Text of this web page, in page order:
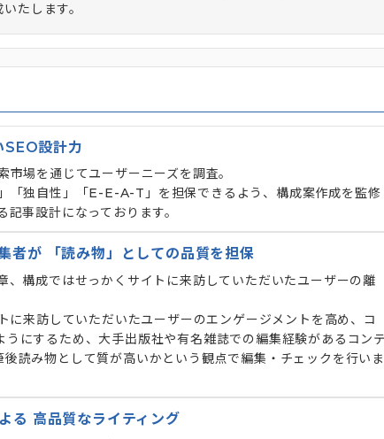
たします。
SEO設計力
場を通じてユーザーニーズを調査。
「独自性」「E-E-A-T」を担保できるよう、構成案作成を監修
事設計になっております。
者が 「読み物」としての品質を担保
構成ではせっかくサイトに来訪していただいたユーザーの離
来訪していただいたユーザーのエンゲージメントを高め、コ
にするため、大手出版社や有名雑誌での編集経験があるコン
読み物として質が高いかという観点で編集・チェックを行いま
る 高品質なライティング